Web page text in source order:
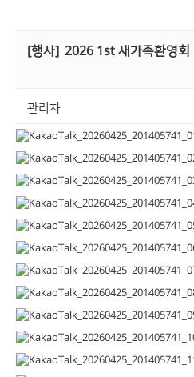
[행사] 2026 1st 새가족환영회
관리자